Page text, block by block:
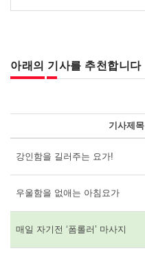
아래의 기사를 추천합니다
기사제목
강인함을 길러주는 요가!
우울함을 없애는 아침요가
매일 자기전 ‘폼롤러’ 마사지